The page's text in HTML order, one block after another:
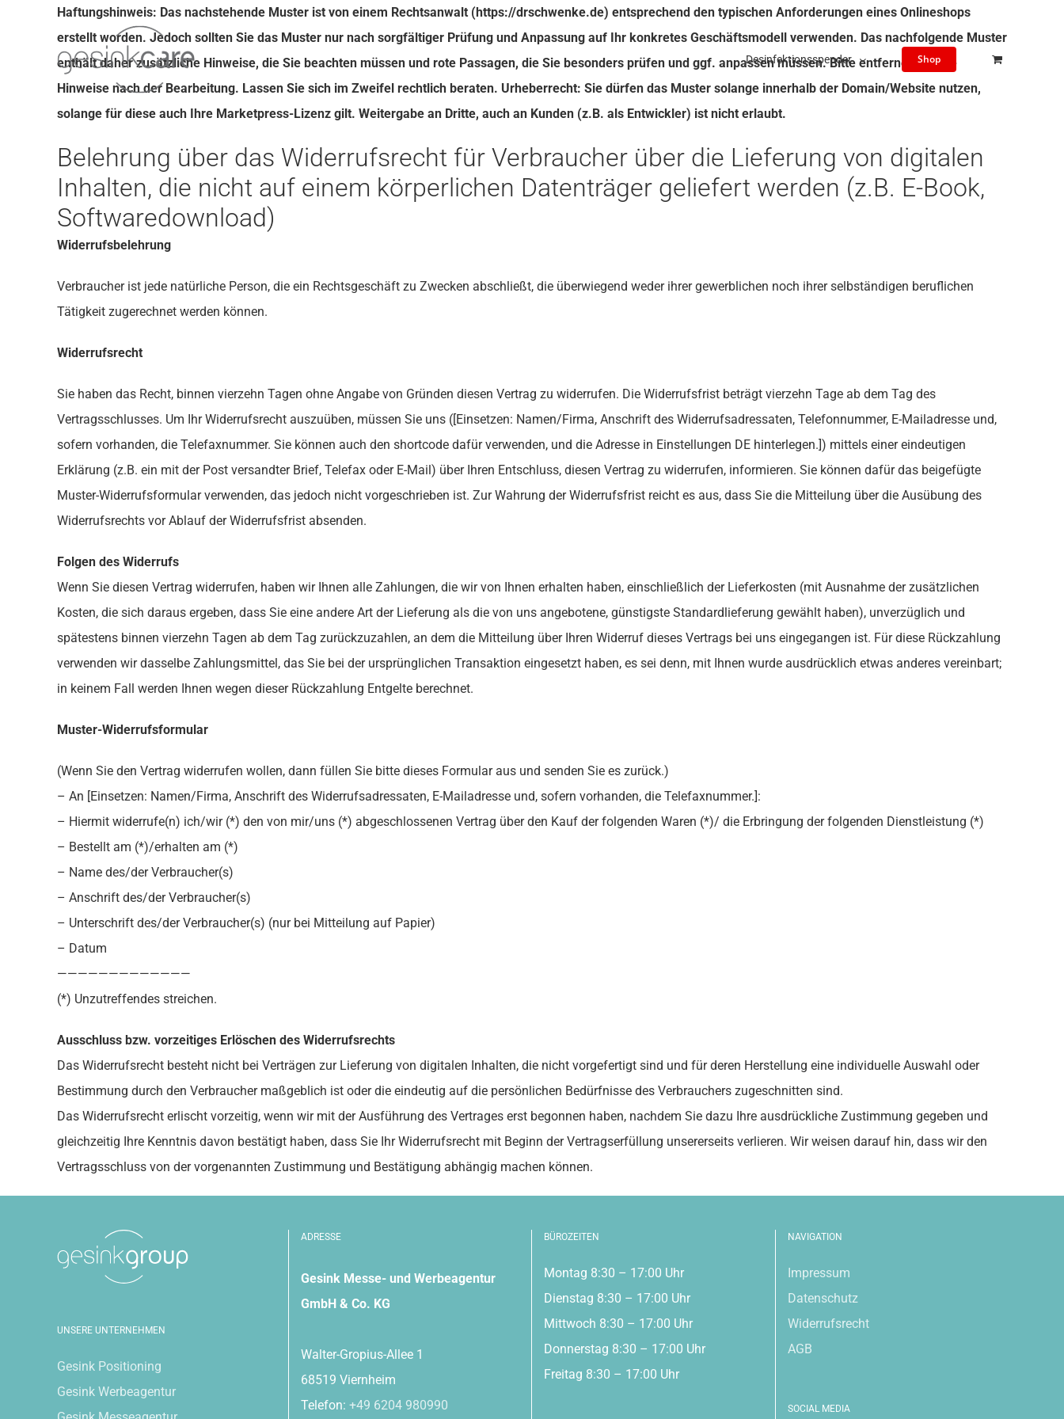
Desinfektionsspender Shop
Haftungshinweis: Das nachstehende Muster ist von einem Rechtsanwalt (https://drschwenke.de) entsprechend den typischen Anforderungen eines Onlineshops
erstellt worden. Jedoch sollten Sie das Muster nur nach sorgfältiger Prüfung und Anpassung auf Ihr konkretes Geschäftsmodell verwenden. Das nachfolgende Muster
enthält daher zusätzliche Hinweise, die Sie beachten müssen und rote Passagen, die Sie besonders prüfen und ggf. anpassen müssen. Bitte entfernen Sie die
Hinweise nach der Bearbeitung. Lassen Sie sich im Zweifel rechtlich beraten. Urheberrecht: Sie dürfen das Muster solange innerhalb der Domain/Website nutzen,
solange für diese auch Ihre Marketpress-Lizenz gilt. Weitergabe an Dritte, auch an Kunden (z.B. als Entwickler) ist nicht erlaubt.
Belehrung über das Widerrufsrecht für Verbraucher über die Lieferung von digitalen
Inhalten, die nicht auf einem körperlichen Datenträger geliefert werden (z.B. E-Book,
Softwaredownload)
Widerrufsbelehrung
Verbraucher ist jede natürliche Person, die ein Rechtsgeschäft zu Zwecken abschließt, die überwiegend weder ihrer gewerblichen noch ihrer selbständigen beruflichen
Tätigkeit zugerechnet werden können.
Widerrufsrecht
Sie haben das Recht, binnen vierzehn Tagen ohne Angabe von Gründen diesen Vertrag zu widerrufen. Die Widerrufsfrist beträgt vierzehn Tage ab dem Tag des
Vertragsschlusses. Um Ihr Widerrufsrecht auszuüben, müssen Sie uns ([Einsetzen: Namen/Firma, Anschrift des Widerrufsadressaten, Telefonnummer, E-Mailadresse und,
sofern vorhanden, die Telefaxnummer. Sie können auch den shortcode dafür verwenden, und die Adresse in Einstellungen DE hinterlegen.]) mittels einer eindeutigen
Erklärung (z.B. ein mit der Post versandter Brief, Telefax oder E-Mail) über Ihren Entschluss, diesen Vertrag zu widerrufen, informieren. Sie können dafür das beigefügte
Muster-Widerrufsformular verwenden, das jedoch nicht vorgeschrieben ist. Zur Wahrung der Widerrufsfrist reicht es aus, dass Sie die Mitteilung über die Ausübung des
Widerrufsrechts vor Ablauf der Widerrufsfrist absenden.
Folgen des Widerrufs
Wenn Sie diesen Vertrag widerrufen, haben wir Ihnen alle Zahlungen, die wir von Ihnen erhalten haben, einschließlich der Lieferkosten (mit Ausnahme der zusätzlichen
Kosten, die sich daraus ergeben, dass Sie eine andere Art der Lieferung als die von uns angebotene, günstigste Standardlieferung gewählt haben), unverzüglich und
spätestens binnen vierzehn Tagen ab dem Tag zurückzuzahlen, an dem die Mitteilung über Ihren Widerruf dieses Vertrags bei uns eingegangen ist. Für diese Rückzahlung
verwenden wir dasselbe Zahlungsmittel, das Sie bei der ursprünglichen Transaktion eingesetzt haben, es sei denn, mit Ihnen wurde ausdrücklich etwas anderes vereinbart;
in keinem Fall werden Ihnen wegen dieser Rückzahlung Entgelte berechnet.
Muster-Widerrufsformular
(Wenn Sie den Vertrag widerrufen wollen, dann füllen Sie bitte dieses Formular aus und senden Sie es zurück.)
– An [Einsetzen: Namen/Firma, Anschrift des Widerrufsadressaten, E-Mailadresse und, sofern vorhanden, die Telefaxnummer.]:
– Hiermit widerrufe(n) ich/wir (*) den von mir/uns (*) abgeschlossenen Vertrag über den Kauf der folgenden Waren (*)/ die Erbringung der folgenden Dienstleistung (*)
– Bestellt am (*)/erhalten am (*)
– Name des/der Verbraucher(s)
– Anschrift des/der Verbraucher(s)
– Unterschrift des/der Verbraucher(s) (nur bei Mitteilung auf Papier)
– Datum
—————————————
(*) Unzutreffendes streichen.
Ausschluss bzw. vorzeitiges Erlöschen des Widerrufsrechts
Das Widerrufsrecht besteht nicht bei Verträgen zur Lieferung von digitalen Inhalten, die nicht vorgefertigt sind und für deren Herstellung eine individuelle Auswahl oder
Bestimmung durch den Verbraucher maßgeblich ist oder die eindeutig auf die persönlichen Bedürfnisse des Verbrauchers zugeschnitten sind.
Das Widerrufsrecht erlischt vorzeitig, wenn wir mit der Ausführung des Vertrages erst begonnen haben, nachdem Sie dazu Ihre ausdrückliche Zustimmung gegeben und
gleichzeitig Ihre Kenntnis davon bestätigt haben, dass Sie Ihr Widerrufsrecht mit Beginn der Vertragserfüllung unsererseits verlieren. Wir weisen darauf hin, dass wir den
Vertragsschluss von der vorgenannten Zustimmung und Bestätigung abhängig machen können.
UNSERE UNTERNEHMEN
Gesink Positioning
Gesink Werbeagentur
ADRESSE
Gesink Messe- und Werbeagentur
GmbH & Co. KG
Walter-Gropius-Allee 1
68519 Viernheim
Telefon: +49 6204 980990
BÜROZEITEN
Montag 8:30 – 17:00 Uhr
Dienstag 8:30 – 17:00 Uhr
Mittwoch 8:30 – 17:00 Uhr
Donnerstag 8:30 – 17:00 Uhr
Freitag 8:30 – 17:00 Uhr
NAVIGATION
Impressum
Datenschutz
Widerrufsrecht
AGB
SOCIAL MEDIA